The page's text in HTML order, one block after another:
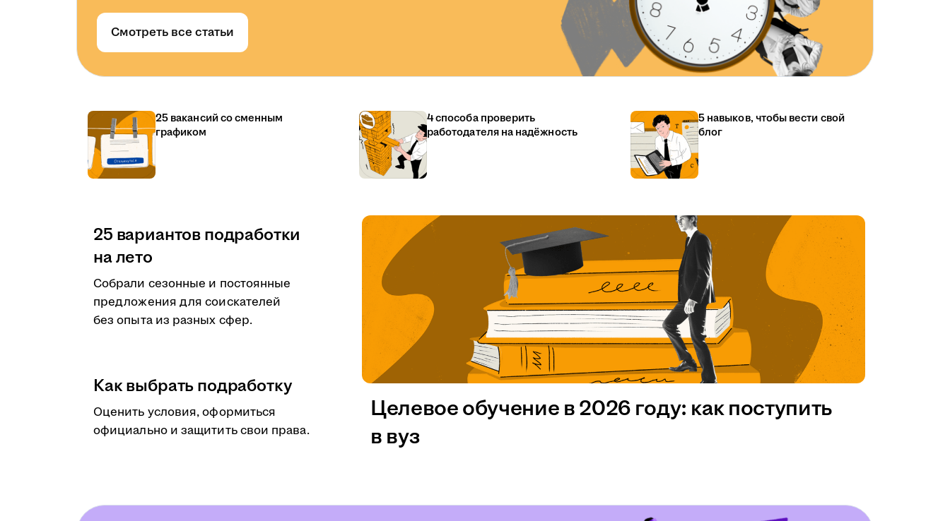
Смотреть все статьи
25 вакансий со сменным
графиком
4 способа проверить
работодателя на надёжность
5 навыков, чтобы вести свой
блог
25 вариантов подработки
на лето
Собрали сезонные и постоянные
предложения для соискателей
без опыта из разных сфер.
Как выбрать подработку
Оценить условия, оформиться
официально и защитить свои права.
Целевое обучение в 2026 году: как поступить
в вуз